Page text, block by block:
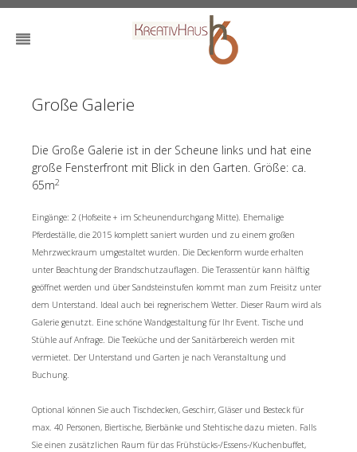
Große Galerie
Die Große Galerie ist in der Scheune links und hat eine
große Fensterfront mit Blick in den Garten. Größe: ca.
65m2
Eingänge: 2 (Hofseite + im Scheunendurchgang Mitte). Ehemalige
Pferdeställe, die 2015 komplett saniert wurden und zu einem großen
Mehrzweckraum umgestaltet wurden. Die Deckenform wurde erhalten
unter Beachtung der Brandschutzauflagen. Die Terassentür kann hälftig
geöffnet werden und über Sandsteinstufen kommt man zum Freisitz unter
dem Unterstand. Ideal auch bei regnerischem Wetter. Dieser Raum wird als
Galerie genutzt. Eine schöne Wandgestaltung für Ihr Event. Tische und
Stühle auf Anfrage. Die Teeküche und der Sanitärbereich werden mit
vermietet. Der Unterstand und Garten je nach Veranstaltung und
Buchung.
Optional können Sie auch Tischdecken, Geschirr, Gläser und Besteck für
max. 40 Personen, Biertische, Bierbänke und Stehtische dazu mieten. Falls
Sie einen zusätzlichen Raum für das Frühstücks-/Essens-/Kuchenbuffet,